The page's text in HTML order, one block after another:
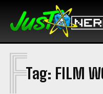
Tag: FILM
F